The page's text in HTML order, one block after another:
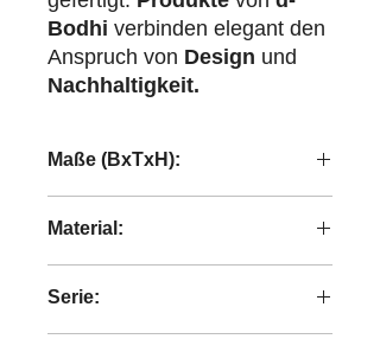
Bodhi verbinden elegant den
Anspruch von Design und
Nachhaltigkeit.
Maße (BxTxH):
Material:
Serie: